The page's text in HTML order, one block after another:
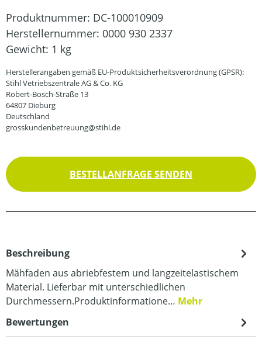
Produktnummer: DC-100010909
Herstellernummer: 0000 930 2337
Gewicht: 1 kg
Herstellerangaben gemäß EU-Produktsicherheitsverordnung (GPSR):
Stihl Vetriebszentrale AG & Co. KG
Robert-Bosch-Straße 13
64807 Dieburg
Deutschland
grosskundenbetreuung@stihl.de
BESTELLANFRAGE SENDEN
Beschreibung
Mähfaden aus abriebfestem und langzeitelastischem
Material. Lieferbar mit unterschiedlichen
Durchmessern.Produktinformatione… Mehr
Bewertungen